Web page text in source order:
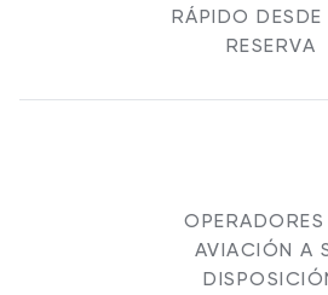
RÁPIDO DESDE
RESERVA
OPERADORES
AVIACIÓN A